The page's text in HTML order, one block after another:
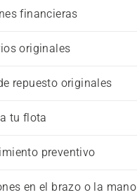
financieras
originales
repuesto originales
tu flota
preventivo
en el brazo o la mano